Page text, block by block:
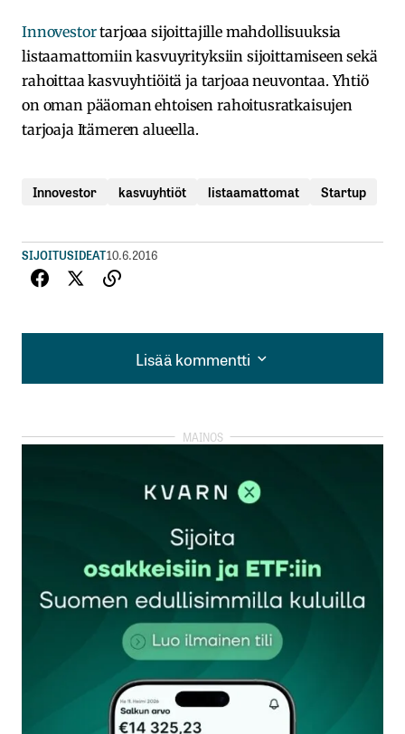
Innovestortarjoaa sijoittajille mahdollisuuksia
listaamattomiin kasvuyrityksiin sijoittamiseen sekä
rahoittaa kasvuyhtiöitä ja tarjoaa neuvontaa. Yhtiö
on oman pääoman ehtoisen rahoitusratkaisujen
tarjoaja Itämeren alueella.
Innovestor kasvuyhtiöt listaamattomat Startup
SIJOITUSIDEAT10.6.2016
Lisää kommentti
Lisää kommentti
kirjautua
rekisteröityä
Sähköpostiosoitettasi ei julkaista.Pakolliset
kentät on merkitty*
Kommentti*